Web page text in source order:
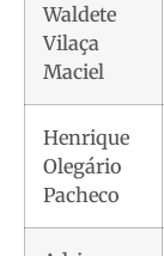
Waldete
Vilaça
Maciel
Henrique
Olegário
Pacheco